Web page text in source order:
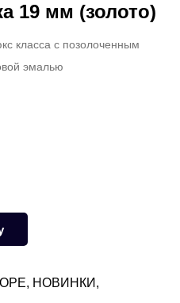
19 мм (золото)
класса с позолоченным
эмалью
, НОВИНКИ ,